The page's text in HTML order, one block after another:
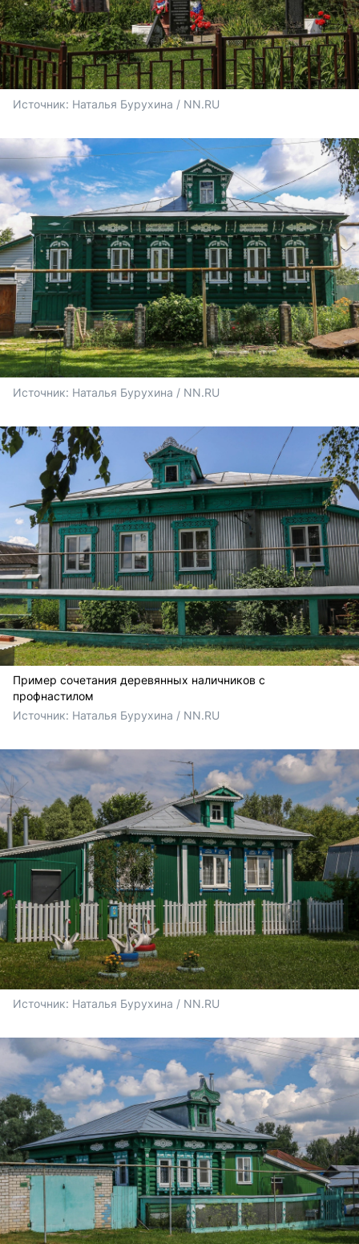
Источник: Наталья Бурухина / NN.RU
Источник: Наталья Бурухина / NN.RU
Пример сочетания деревянных наличников с
профнастилом
Источник: Наталья Бурухина / NN.RU
Источник: Наталья Бурухина / NN.RU